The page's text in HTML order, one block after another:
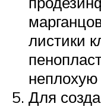
листики
неплохую
Для